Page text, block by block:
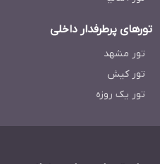
تورهای پرطرفدار داخلی
تور مشهد
تور کیش
تور یک روزه